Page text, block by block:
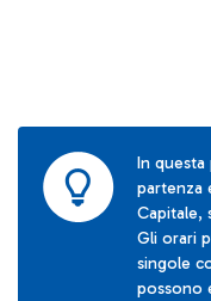
In
partenza
Capitale,
Gli orari
singole
possono